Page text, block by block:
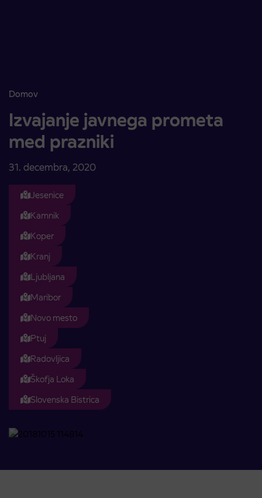
Domov
Izvajanje javnega prometa med prazniki
Izvajanje javnega prometa
med prazniki
31. decembra, 2020
Jesenice
Kamnik
Koper
Kranj
Ljubljana
Maribor
Novo mesto
Ptuj
Radovljica
Škofja Loka
Slovenska Bistrica